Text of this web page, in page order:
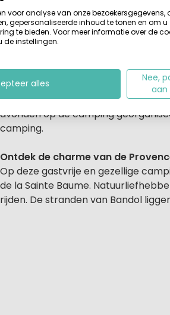
perfecte locatie voor een heerlijke
zwembad. Ook voor de jongste
Wordt het een relaxvakantie of
Behalve afkoelen in het leuke
De ligging aan de voet van het
paragliden, quad rijden, vissen,
avonden op de camping
camping.
Ontdek de charme van de
Op deze gastvrije en gezellige
de la Sainte Baume.
rijden. De stranden van Bandol
voor analyse van onze bezoekersgegevens,
gepersonaliseerde inhoud te tonen en om u
te bieden. Voor meer informatie over de
de instellingen.
alles
Nee,
aan